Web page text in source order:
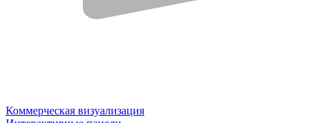
Коммерческая визуализация